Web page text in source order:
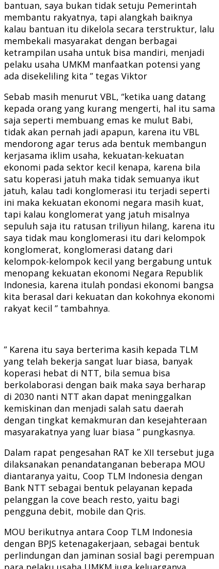
bantuan, saya bukan tidak setuju Pemerintah
membantu rakyatnya, tapi alangkah baiknya
kalau bantuan itu dikelola secara terstruktur, lalu
membekali masyarakat dengan berbagai
ketrampilan usaha untuk bisa mandiri, menjadi
pelaku usaha UMKM manfaatkan potensi yang
ada disekeliling kita ” tegas Viktor
Sebab masih menurut VBL, “ketika uang datang
kepada orang yang kurang mengerti, hal itu sama
saja seperti membuang emas ke mulut Babi,
tidak akan pernah jadi apapun, karena itu VBL
mendorong agar terus ada bentuk membangun
kerjasama iklim usaha, kekuatan-kekuatan
ekonomi pada sektor kecil kenapa, karena bila
satu koperasi jatuh maka tidak semuanya ikut
jatuh, kalau tadi konglomerasi itu terjadi seperti
ini maka kekuatan ekonomi negara masih kuat,
tapi kalau konglomerat yang jatuh misalnya
sepuluh saja itu ratusan triliyun hilang, karena itu
saya tidak mau konglomerasi itu dari kelompok
konglomerat, konglomerasi datang dari
kelompok-kelompok kecil yang bergabung untuk
menopang kekuatan ekonomi Negara Republik
Indonesia, karena itulah pondasi ekonomi bangsa
kita berasal dari kekuatan dan kokohnya ekonomi
rakyat kecil ” tambahnya.
” Karena itu saya berterima kasih kepada TLM
yang telah bekerja sangat luar biasa, banyak
koperasi hebat di NTT, bila semua bisa
berkolaborasi dengan baik maka saya berharap
di 2030 nanti NTT akan dapat meninggalkan
kemiskinan dan menjadi salah satu daerah
dengan tingkat kemakmuran dan kesejahteraan
masyarakatnya yang luar biasa ” pungkasnya.
Dalam rapat pengesahan RAT ke XII tersebut juga
dilaksanakan penandatanganan beberapa MOU
diantaranya yaitu, Coop TLM Indonesia dengan
Bank NTT sebagai bentuk pelayanan kepada
pelanggan la cove beach resto, yaitu bagi
pengguna debit, mobile dan Qris.
MOU berikutnya antara Coop TLM Indonesia
dengan BPJS ketenagakerjaan, sebagai bentuk
perlindungan dan jaminan sosial bagi perempuan